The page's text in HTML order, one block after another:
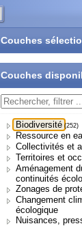
Couches
Couches
Biodiversité (252)
Ressource en
Collectivités et
Territoires et
Aménagement
continuités
Zonages de
Changement
écologique
Nuisances,